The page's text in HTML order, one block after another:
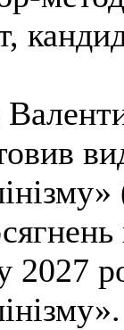
2027